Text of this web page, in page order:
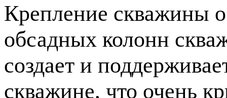
Крепление скважины
обсадных колонн
создает и
скважине, что очень